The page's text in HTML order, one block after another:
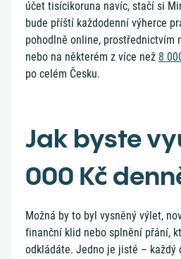
účet tisícikoruna navíc, stačí si
bude příští každodenní výherce
pohodlně online, prostřednictvím
nebo na některém z více než 8
po celém Česku.
Jak byste
000 Kč
Možná by to byl vysněný výlet,
finanční klid nebo splnění přání,
odkládáte. Jedno je jisté – každý